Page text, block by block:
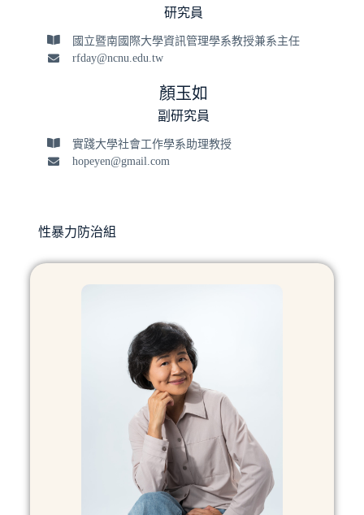
研究員
國立暨南國際大學資訊管理學系教授兼系主任
rfday@ncnu.edu.tw
顏玉如
副研究員
實踐大學社會工作學系助理教授
hopeyen@gmail.com
性暴力防治組